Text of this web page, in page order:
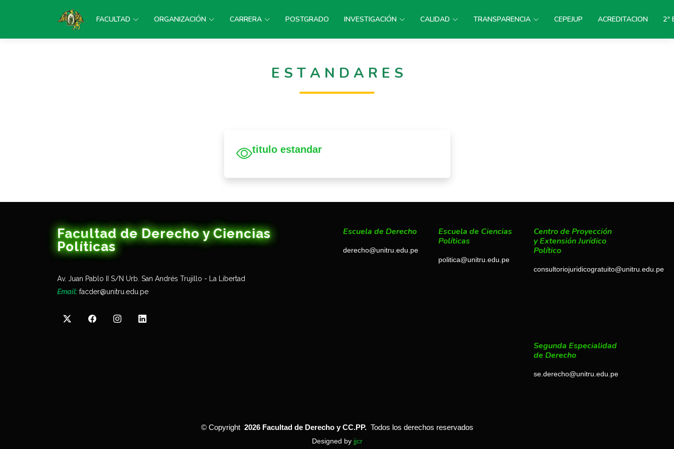
FACULTAD ORGANIZACIÓN CARRERA POSTGRADO INVESTIGACIÓN CALIDAD TRANSPARENCIA CEPEJUP ACREDITACION 2ª
E S T A N D A R E S
titulo estandar
Facultad de Derecho y Ciencias
Políticas
Av. Juan Pablo II S/N Urb. San Andrés Trujillo - La Libertad
Email: facder@unitru.edu.pe
Escuela de Derecho
derecho@unitru.edu.pe
Escuela de Ciencias
Políticas
politica@unitru.edu.pe
Centro de Proyección
y Extensión Jurídico
Político
consultoriojuridicogratuito@unitru.edu.pe
Segunda Especialidad
de Derecho
se.derecho@unitru.edu.pe
© Copyright 2026 Facultad de Derecho y CC.PP. Todos los derechos reservados
Designed by jjcr